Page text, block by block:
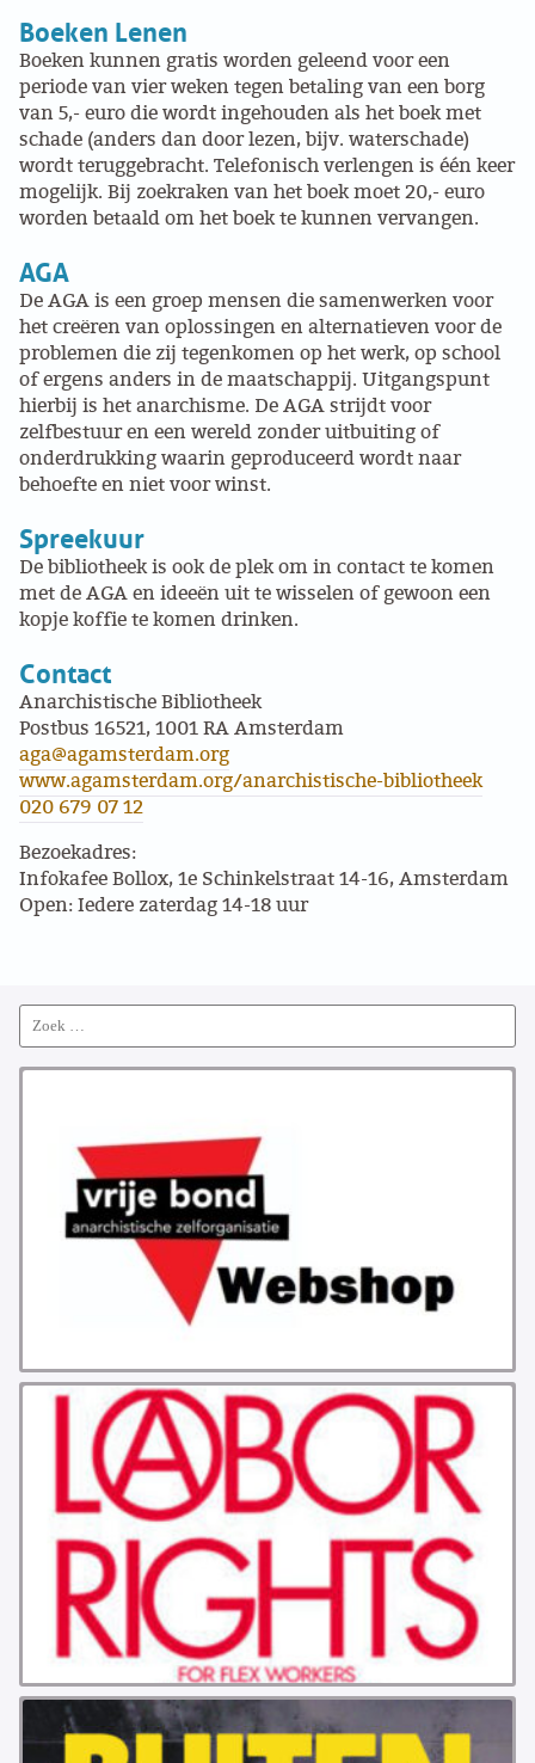
LEUVENSE ANARCHISTISCHE GROEP
VB BELGIË
VB UTRECHT
VB FRIESLAND
VB WEST-FRIESLAND
ZWARTE MUGGEN
WERKGROEP ARBEID
WERKGROEP PROPAGANDA
ANARCHISME – EEN INTRODUCTIE
OTTO SLAVEFORCE
JUMBO DISTRIBUTIECENTRA EN OTTO WORKFORCE
PROBLEMY Z AGENCJA… PRACY TYMCZASOWEJ
OTTO
VERKIEZINGEN
DE CRISIS VOORBIJ
CODE ZWART
FREE JOCK PALFREEMAN
BUITEN DE ORDE
ABONNEMENT
WEBSITE
ARBEID
LABOUR RIGHTS
LINKS ARBEID
LINKS
LABOUR RIGHTS
FACEBOOK
Boeken Lenen
Boeken kunnen gratis worden geleend voor een
periode van vier weken tegen betaling van een borg
van 5,- euro die wordt ingehouden als het boek met
schade (anders dan door lezen, bijv. waterschade)
wordt teruggebracht. Telefonisch verlengen is één keer
mogelijk. Bij zoekraken van het boek moet 20,- euro
worden betaald om het boek te kunnen vervangen.
AGA
De AGA is een groep mensen die samenwerken voor
het creëren van oplossingen en alternatieven voor de
problemen die zij tegenkomen op het werk, op school
of ergens anders in de maatschappij. Uitgangspunt
hierbij is het anarchisme. De AGA strijdt voor
zelfbestuur en een wereld zonder uitbuiting of
onderdrukking waarin geproduceerd wordt naar
behoefte en niet voor winst.
Spreekuur
De bibliotheek is ook de plek om in contact te komen
met de AGA en ideeën uit te wisselen of gewoon een
kopje koffie te komen drinken.
Contact
Anarchistische Bibliotheek
Postbus 16521, 1001 RA Amsterdam
aga@agamsterdam.org
www.agamsterdam.org/anarchistische-bibliotheek
020 679 07 12
Bezoekadres:
Infokafee Bollox, 1e Schinkelstraat 14-16, Amsterdam
Open: Iedere zaterdag 14-18 uur
Search
for: